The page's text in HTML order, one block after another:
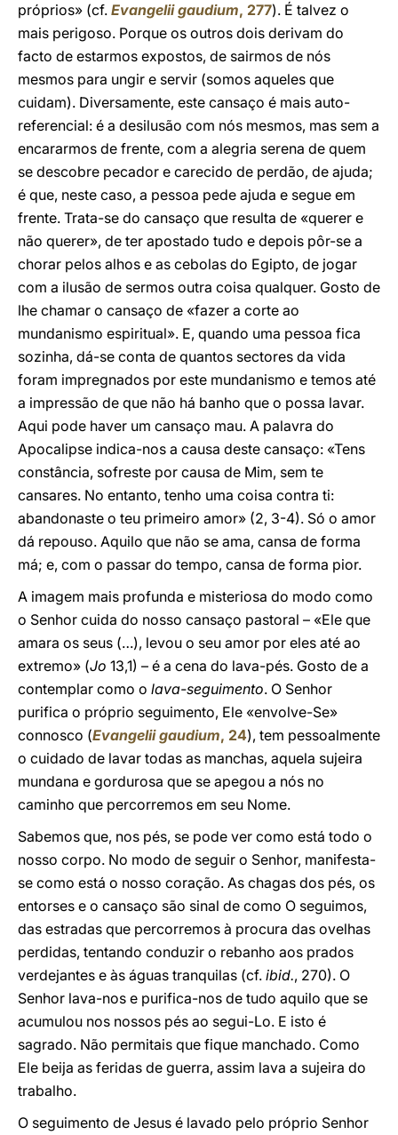
próprios» (cf. Evangelii gaudium, 277). É talvez o
mais perigoso. Porque os outros dois derivam do
facto de estarmos expostos, de sairmos de nós
mesmos para ungir e servir (somos aqueles que
cuidam). Diversamente, este cansaço é mais auto-
referencial: é a desilusão com nós mesmos, mas sem a
encararmos de frente, com a alegria serena de quem
se descobre pecador e carecido de perdão, de ajuda;
é que, neste caso, a pessoa pede ajuda e segue em
frente. Trata-se do cansaço que resulta de «querer e
não querer», de ter apostado tudo e depois pôr-se a
chorar pelos alhos e as cebolas do Egipto, de jogar
com a ilusão de sermos outra coisa qualquer. Gosto de
lhe chamar o cansaço de «fazer a corte ao
mundanismo espiritual». E, quando uma pessoa fica
sozinha, dá-se conta de quantos sectores da vida
foram impregnados por este mundanismo e temos até
a impressão de que não há banho que o possa lavar.
Aqui pode haver um cansaço mau. A palavra do
Apocalipse indica-nos a causa deste cansaço: «Tens
constância, sofreste por causa de Mim, sem te
cansares. No entanto, tenho uma coisa contra ti:
abandonaste o teu primeiro amor» (2, 3-4). Só o amor
dá repouso. Aquilo que não se ama, cansa de forma
má; e, com o passar do tempo, cansa de forma pior.
A imagem mais profunda e misteriosa do modo como
o Senhor cuida do nosso cansaço pastoral – «Ele que
amara os seus (…), levou o seu amor por eles até ao
extremo» (Jo 13,1) – é a cena do lava-pés. Gosto de a
contemplar como o lava-seguimento. O Senhor
purifica o próprio seguimento, Ele «envolve-Se»
connosco (Evangelii gaudium, 24), tem pessoalmente
o cuidado de lavar todas as manchas, aquela sujeira
mundana e gordurosa que se apegou a nós no
caminho que percorremos em seu Nome.
Sabemos que, nos pés, se pode ver como está todo o
nosso corpo. No modo de seguir o Senhor, manifesta-
se como está o nosso coração. As chagas dos pés, os
entorses e o cansaço são sinal de como O seguimos,
das estradas que percorremos à procura das ovelhas
perdidas, tentando conduzir o rebanho aos prados
verdejantes e às águas tranquilas (cf. ibid., 270). O
Senhor lava-nos e purifica-nos de tudo aquilo que se
acumulou nos nossos pés ao segui-Lo. E isto é
sagrado. Não permitais que fique manchado. Como
Ele beija as feridas de guerra, assim lava a sujeira do
trabalho.
O seguimento de Jesus é lavado pelo próprio Senhor